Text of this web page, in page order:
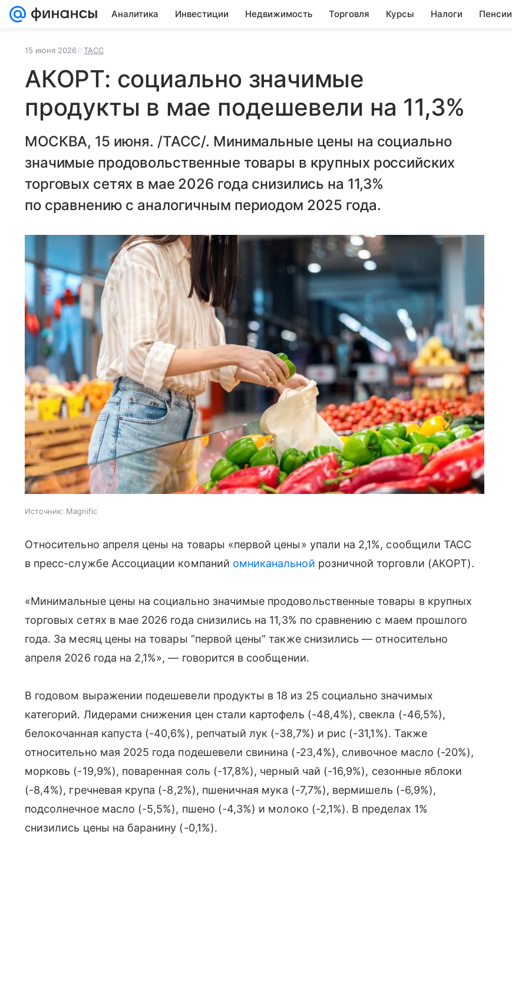
Аналитика Инвестиции Недвижимость Торговля Курсы Налоги Пенсии
15 июня 2026 ТАСС
АКОРТ: социально значимые
продукты в мае подешевели на 11,3%
МОСКВА, 15 июня. /ТАСС/. Минимальные цены на социально
значимые продовольственные товары в крупных российских
торговых сетях в мае 2026 года снизились на 11,3%
по сравнению с аналогичным периодом 2025 года.
Источник: Magnific
Относительно апреля цены на товары «первой цены» упали на 2,1%, сообщили ТАСС
в пресс-службе Ассоциации компаний омниканальной розничной торговли (АКОРТ).
«Минимальные цены на социально значимые продовольственные товары в крупных
торговых сетях в мае 2026 года снизились на 11,3% по сравнению с маем прошлого
года. За месяц цены на товары “первой цены” также снизились — относительно
апреля 2026 года на 2,1%», — говорится в сообщении.
В годовом выражении подешевели продукты в 18 из 25 социально значимых
категорий. Лидерами снижения цен стали картофель (-48,4%), свекла (-46,5%),
белокочанная капуста (-40,6%), репчатый лук (-38,7%) и рис (-31,1%). Также
относительно мая 2025 года подешевели свинина (-23,4%), сливочное масло (-20%),
морковь (-19,9%), поваренная соль (-17,8%), черный чай (-16,9%), сезонные яблоки
(-8,4%), гречневая крупа (-8,2%), пшеничная мука (-7,7%), вермишель (-6,9%),
подсолнечное масло (-5,5%), пшено (-4,3%) и молоко (-2,1%). В пределах 1%
снизились цены на баранину (-0,1%).